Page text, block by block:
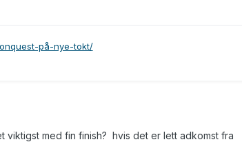
på-nye-tokt/
viktigst med fin finish? hvis det er lett adkomst fra